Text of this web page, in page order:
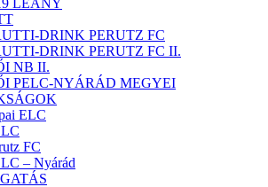
LEÁNY
DRINK PERUTZ FC
DRINK PERUTZ FC II.
NB II.
PELC-NYÁRÁD MEGYEI
ELC
FC
– Nyárád